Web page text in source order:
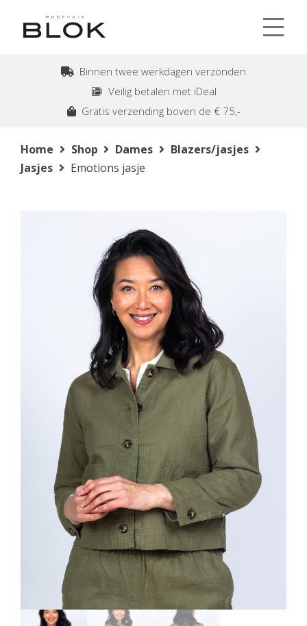
Binnen twee werkdagen verzonden
Veilig betalen met iDeal
Gratis verzending boven de € 75,-
Home Shop Dames
Blazers/jasjes
Jasjes
Emotions jasje